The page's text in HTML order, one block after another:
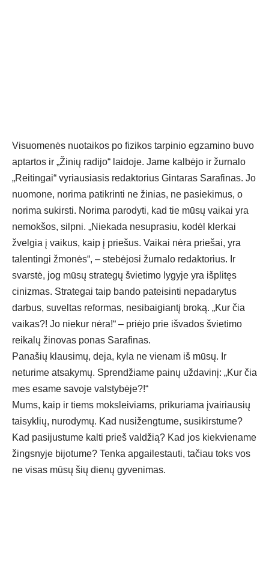
Visuomenės nuotaikos po fizikos tarpinio egzamino buvo
aptartos ir „Žinių radijo“ laidoje. Jame kalbėjo ir žurnalo
„Reitingai“ vyriausiasis redaktorius Gintaras Sarafinas. Jo
nuomone, norima patikrinti ne žinias, ne pasiekimus, o
norima sukirsti. Norima parodyti, kad tie mūsų vaikai yra
nemokšos, silpni. „Niekada nesuprasiu, kodėl klerkai
žvelgia į vaikus, kaip į priešus. Vaikai nėra priešai, yra
talentingi žmonės“, – stebėjosi žurnalo redaktorius. Ir
svarstė, jog mūsų strategų švietimo lygyje yra išplitęs
cinizmas. Strategai taip bando pateisinti nepadarytus
darbus, suveltas reformas, nesibaigiantį broką. „Kur čia
vaikas?! Jo niekur nėra!“ – priėjo prie išvados švietimo
reikalų žinovas ponas Sarafinas.
Panašių klausimų, deja, kyla ne vienam iš mūsų. Ir
neturime atsakymų. Sprendžiame painų uždavinį: „Kur čia
mes esame savoje valstybėje?!“
Mums, kaip ir tiems moksleiviams, prikuriama įvairiausių
taisyklių, nurodymų. Kad nusižengtume, susikirstume?
Kad pasijustume kalti prieš valdžią? Kad jos kiekviename
žingsnyje bijotume? Tenka apgailestauti, tačiau toks vos
ne visas mūsų šių dienų gyvenimas.